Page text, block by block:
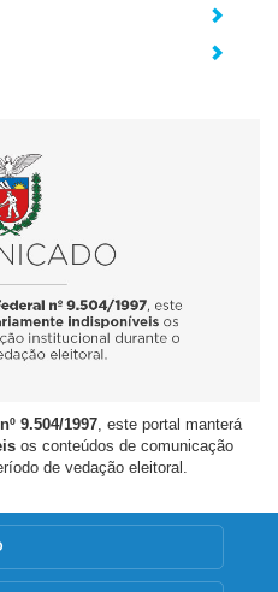
9.504/1997, este portal manterá
os conteúdos de comunicação
de vedação eleitoral.